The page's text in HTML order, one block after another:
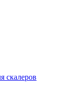
скалеров